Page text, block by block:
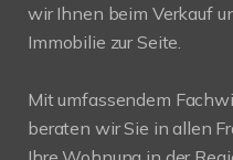
wir Ihnen beim Verkauf
Immobilie zur Seite.
Mit umfassendem
beraten wir Sie in allen